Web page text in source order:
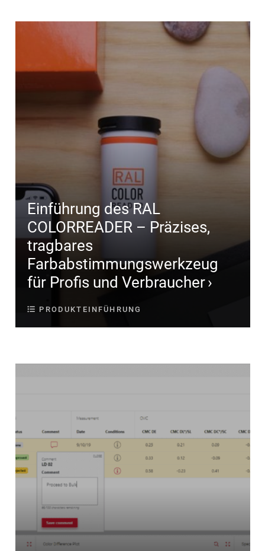
Einführung des RAL
COLORREADER – Präzises,
tragbares
Farbabstimmungswerkzeug
für Profis und Verbraucher
PRODUKTEINFÜHRUNG